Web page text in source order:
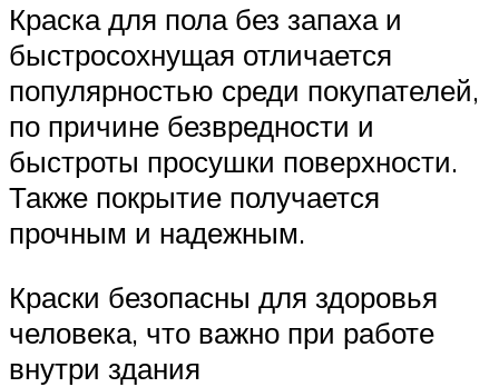
Краска для пола без запаха и
быстросохнущая отличается
популярностью среди покупателей,
по причине безвредности и
быстроты просушки поверхности.
Также покрытие получается
прочным и надежным.
Краски безопасны для здоровья
человека, что важно при работе
внутри здания